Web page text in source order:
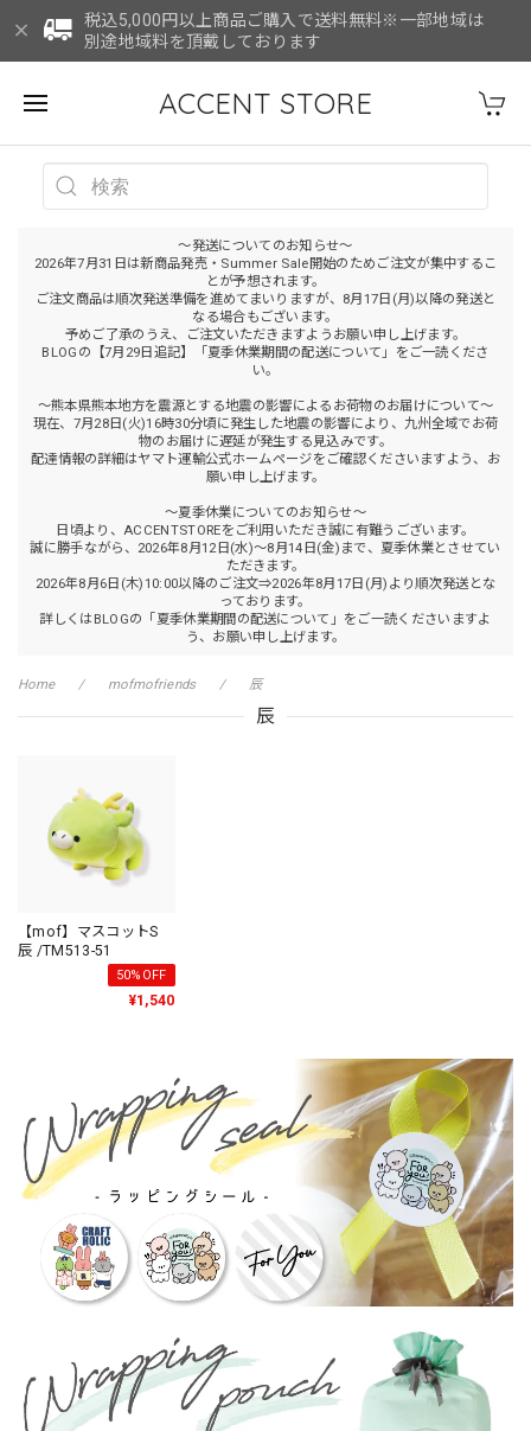
税込5,000円以上商品ご購入で送料無料※一部地域は
別途地域料を頂戴しております
ACCENT STORE
～発送についてのお知らせ～
2026年7月31日は新商品発売・Summer Sale開始のためご注文が集中するこ
とが予想されます。
ご注文商品は順次発送準備を進めてまいりますが、8月17日(月)以降の発送と
なる場合もございます。
予めご了承のうえ、ご注文いただきますようお願い申し上げます。
BLOGの【7月29日追記】「夏季休業期間の配送について」をご一読くださ
い。
～熊本県熊本地方を震源とする地震の影響によるお荷物のお届けについて～
現在、7月28日(火)16時30分頃に発生した地震の影響により、九州全域でお荷
物のお届けに遅延が発生する見込みです。
配達情報の詳細はヤマト運輸公式ホームページをご確認くださいますよう、お
願い申し上げます。
～夏季休業についてのお知らせ～
日頃より、ACCENTSTOREをご利用いただき誠に有難うございます。
誠に勝手ながら、2026年8月12日(水)～8月14日(金)まで、夏季休業とさせてい
ただきます。
2026年8月6日(木)10:00以降のご注文⇒2026年8月17日(月)より順次発送とな
っております。
詳しくはBLOGの「夏季休業期間の配送について」をご一読くださいますよ
う、お願い申し上げます。
Home mofmofriends 辰
辰
【mof】マスコットS
辰 /TM513-51
50%OFF
¥1,540